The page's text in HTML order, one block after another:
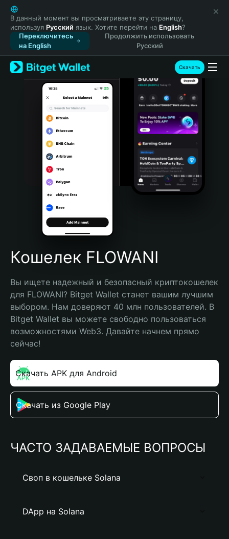
English
日本語
Tiếng Việt
Русский
Español (Latinoamérica)
Türkçe
Italiano
Português (Portugal)
Bahasa Indonesia
Português (Brasil)
Español (Argentina)
В данный момент вы просматриваете эту страницу,
используя Русский язык. Хотите перейти на English?
Переключитесь
на English
Продолжить использовать
Русский
Скачать
Кошелек FLOWANI
Вы ищете надежный и безопасный криптокошелек
для FLOWANI? Bitget Wallet станет вашим лучшим
выбором. Нам доверяют 40 млн пользователей. В
Bitget Wallet вы можете свободно пользоваться
возможностями Web3. Давайте начнем прямо
сейчас!
Скачать APK для Android
Скачать из Google Play
ЧАСТО ЗАДАВАЕМЫЕ ВОПРОСЫ
Своп в кошельке Solana
DApp на Solana